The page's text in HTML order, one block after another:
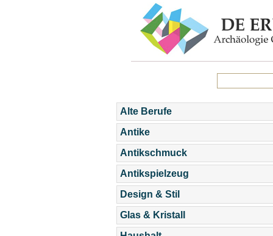
Alte Berufe
Antike
Antikschmuck
Antikspielzeug
Design & Stil
Glas & Kristall